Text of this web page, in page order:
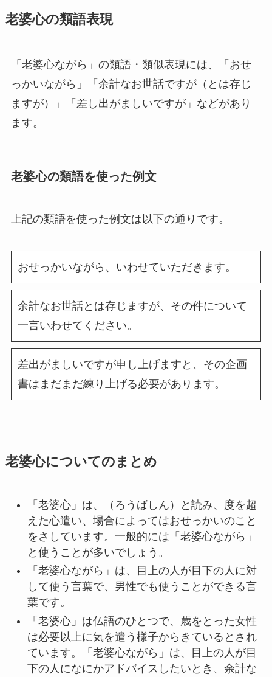
老婆心の類語表現
「老婆心ながら」の類語・類似表現には、「おせ
っかいながら」「余計なお世話ですが（とは存じ
ますが）」「差し出がましいですが」などがあり
ます。
老婆心の類語を使った例文
上記の類語を使った例文は以下の通りです。
おせっかいながら、いわせていただきます。
余計なお世話とは存じますが、その件について
一言いわせてください。
差出がましいですが申し上げますと、その企画
書はまだまだ練り上げる必要があります。
老婆心についてのまとめ
「老婆心」は、（ろうばしん）と読み、度を超
えた心遣い、場合によってはおせっかいのこと
をさしています。一般的には「老婆心ながら」
と使うことが多いでしょう。
「老婆心ながら」は、目上の人が目下の人に対
して使う言葉で、男性でも使うことができる言
葉です。
「老婆心」は仏語のひとつで、歳をとった女性
は必要以上に気を遣う様子からきているとされ
ています。「老婆心ながら」は、目上の人が目
下の人になにかアドバイスしたいとき、余計な